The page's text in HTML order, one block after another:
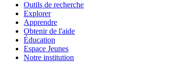
Outils de recherche
Explorer
Apprendre
Obtenir de l'aide
Éducation
Espace Jeunes
Notre institution